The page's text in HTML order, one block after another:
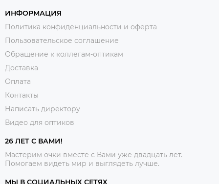
ИНФОРМАЦИЯ
Политика конфиденциальности и оферта
Пользовательское соглашение
Обращение к коллегам-оптикам
Доставка
Оплата
Контакты
Написать директору
Видео для оптиков
26 ЛЕТ С ВАМИ!
Мастерим очки вместе с Вами уже двадцать лет.
Помогаем видеть мир и выглядеть лучше.
МЫ В СОЦИАЛЬНЫХ СЕТЯХ